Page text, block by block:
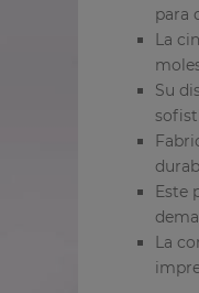
para
La
Su
Este
La